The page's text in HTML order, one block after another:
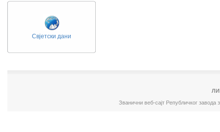
Свјетски дани
Званични веб-сајт Републичког